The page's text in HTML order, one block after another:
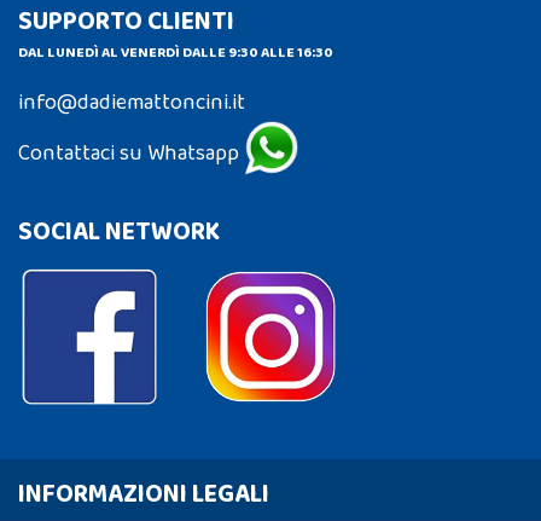
SUPPORTO CLIENTI
DAL LUNEDÌ AL VENERDÌ DALLE 9:30 ALLE 16:30
info@dadiemattoncini.it
Contattaci su Whatsapp
SOCIAL NETWORK
INFORMAZIONI LEGALI